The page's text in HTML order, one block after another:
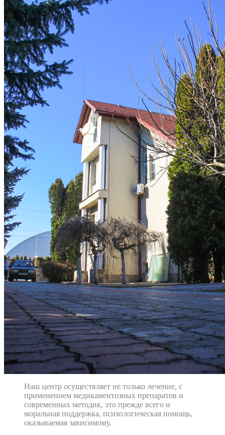
Наш центр осуществляет не только лечение, c
применением медикаментозных препаратов и
современных методик, это прежде всего и
моральная поддержка, психологическая помощь,
оказываемая зависимому.